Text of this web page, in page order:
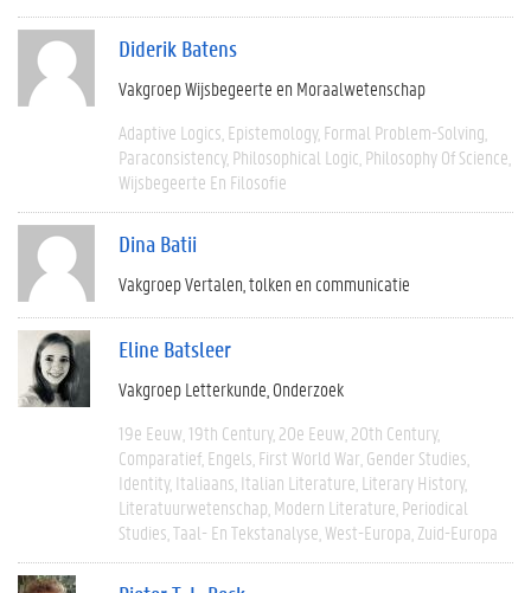
Diderik Batens
Vakgroep Wijsbegeerte en Moraalwetenschap
Adaptive Logics Epistemology Formal Problem-Solving
Paraconsistency Philosophical Logic Philosophy Of Science
Wijsbegeerte En Filosofie
Dina Batii
Vakgroep Vertalen, tolken en communicatie
Eline Batsleer
Vakgroep Letterkunde Onderzoek
19e Eeuw 19th Century 20e Eeuw 20th Century
Comparatief Engels First World War Gender Studies
Identity Italiaans Italian Literature Literary History
Literatuurwetenschap Modern Literature Periodical
Studies Taal- En Tekstanalyse West-Europa Zuid-Europa